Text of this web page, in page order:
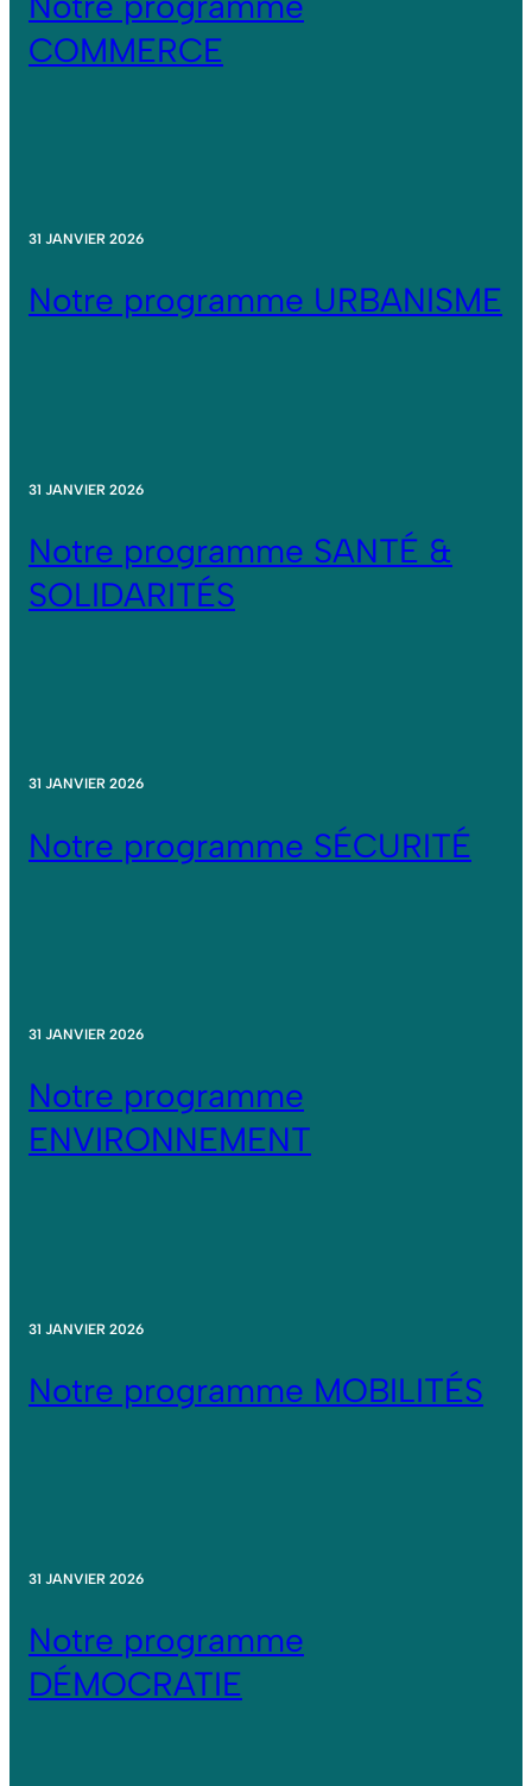
COMMERCE
31 JANVIER 2026
Notre programme URBANISME
31 JANVIER 2026
Notre programme SANTÉ &
SOLIDARITÉS
31 JANVIER 2026
Notre programme SÉCURITÉ
31 JANVIER 2026
Notre programme
ENVIRONNEMENT
31 JANVIER 2026
Notre programme MOBILITÉS
31 JANVIER 2026
Notre programme
DÉMOCRATIE